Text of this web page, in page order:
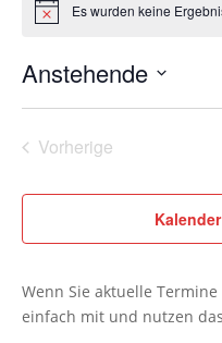
HinweisEs wurden keine
Anstehende
Vorherige
Wenn Sie aktuelle
einfach mit und nutzen das